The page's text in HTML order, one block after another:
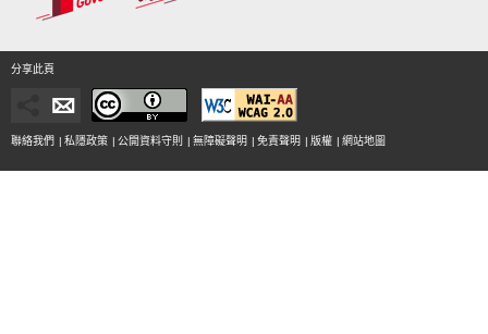
分享此頁
聯絡我們 | 私隱政策 | 公開資料守則 | 無障礙聲明 | 免責聲明 | 版權 | 網站地圖